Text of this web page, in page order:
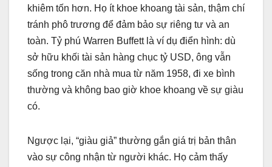
khiêm tốn hơn. Họ ít khoe khoang tài sản, thậm chí
tránh phô trương để đảm bảo sự riêng tư và an
toàn. Tỷ phú Warren Buffett là ví dụ điển hình: dù
sở hữu khối tài sản hàng chục tỷ USD, ông vẫn
sống trong căn nhà mua từ năm 1958, đi xe bình
thường và không bao giờ khoe khoang về sự giàu
có.
Ngược lại, “giàu giả” thường gắn giá trị bản thân
vào sự công nhận từ người khác. Họ cảm thấy